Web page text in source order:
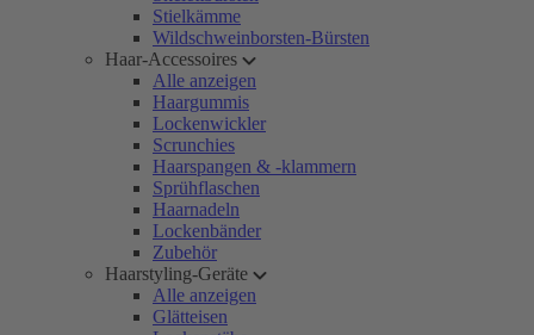
Stielkämme
Wildschweinborsten-Bürsten
Haar-Accessoires
Alle anzeigen
Haargummis
Lockenwickler
Scrunchies
Haarspangen & -klammern
Sprühflaschen
Haarnadeln
Lockenbänder
Zubehör
Haarstyling-Geräte
Alle anzeigen
Glätteisen